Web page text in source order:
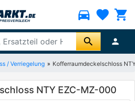
directions_car favorite shopping_cart
search person
/ Verriegelung Kofferraumdeckelschloss
NTY EZC-MZ-000